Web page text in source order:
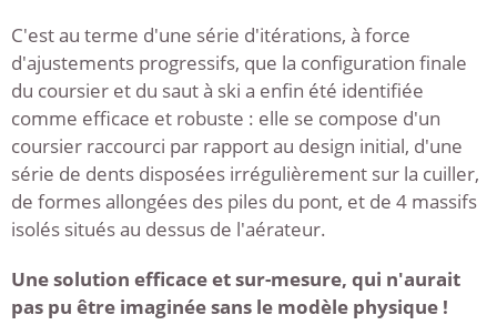
C'est au terme d'une série d'itérations, à force
d'ajustements progressifs, que la configuration finale
du coursier et du saut à ski a enfin été identifiée
comme efficace et robuste : elle se compose d'un
coursier raccourci par rapport au design initial, d'une
série de dents disposées irrégulièrement sur la cuiller,
de formes allongées des piles du pont, et de 4 massifs
isolés situés au dessus de l'aérateur.
Une solution efficace et sur-mesure, qui n'aurait
pas pu être imaginée sans le modèle physique !